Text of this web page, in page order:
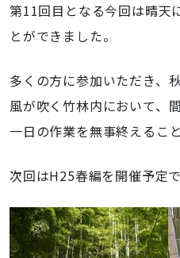
第11回目となる今回は晴天
とができました。
多くの方に参加いただき、
風が吹く竹林内において、
一日の作業を無事終えるこ
次回はH25春編を開催予定で